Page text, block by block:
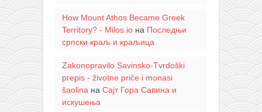
How Mount Athos Became Greek
Territory? - Milos.ioна Последњи
српски краљ и краљица
Zakonopravilo Savinsko-Tvrdoški
prepis - životne priče i monasi
šaolina на Сајт Гора Савина и
искушења